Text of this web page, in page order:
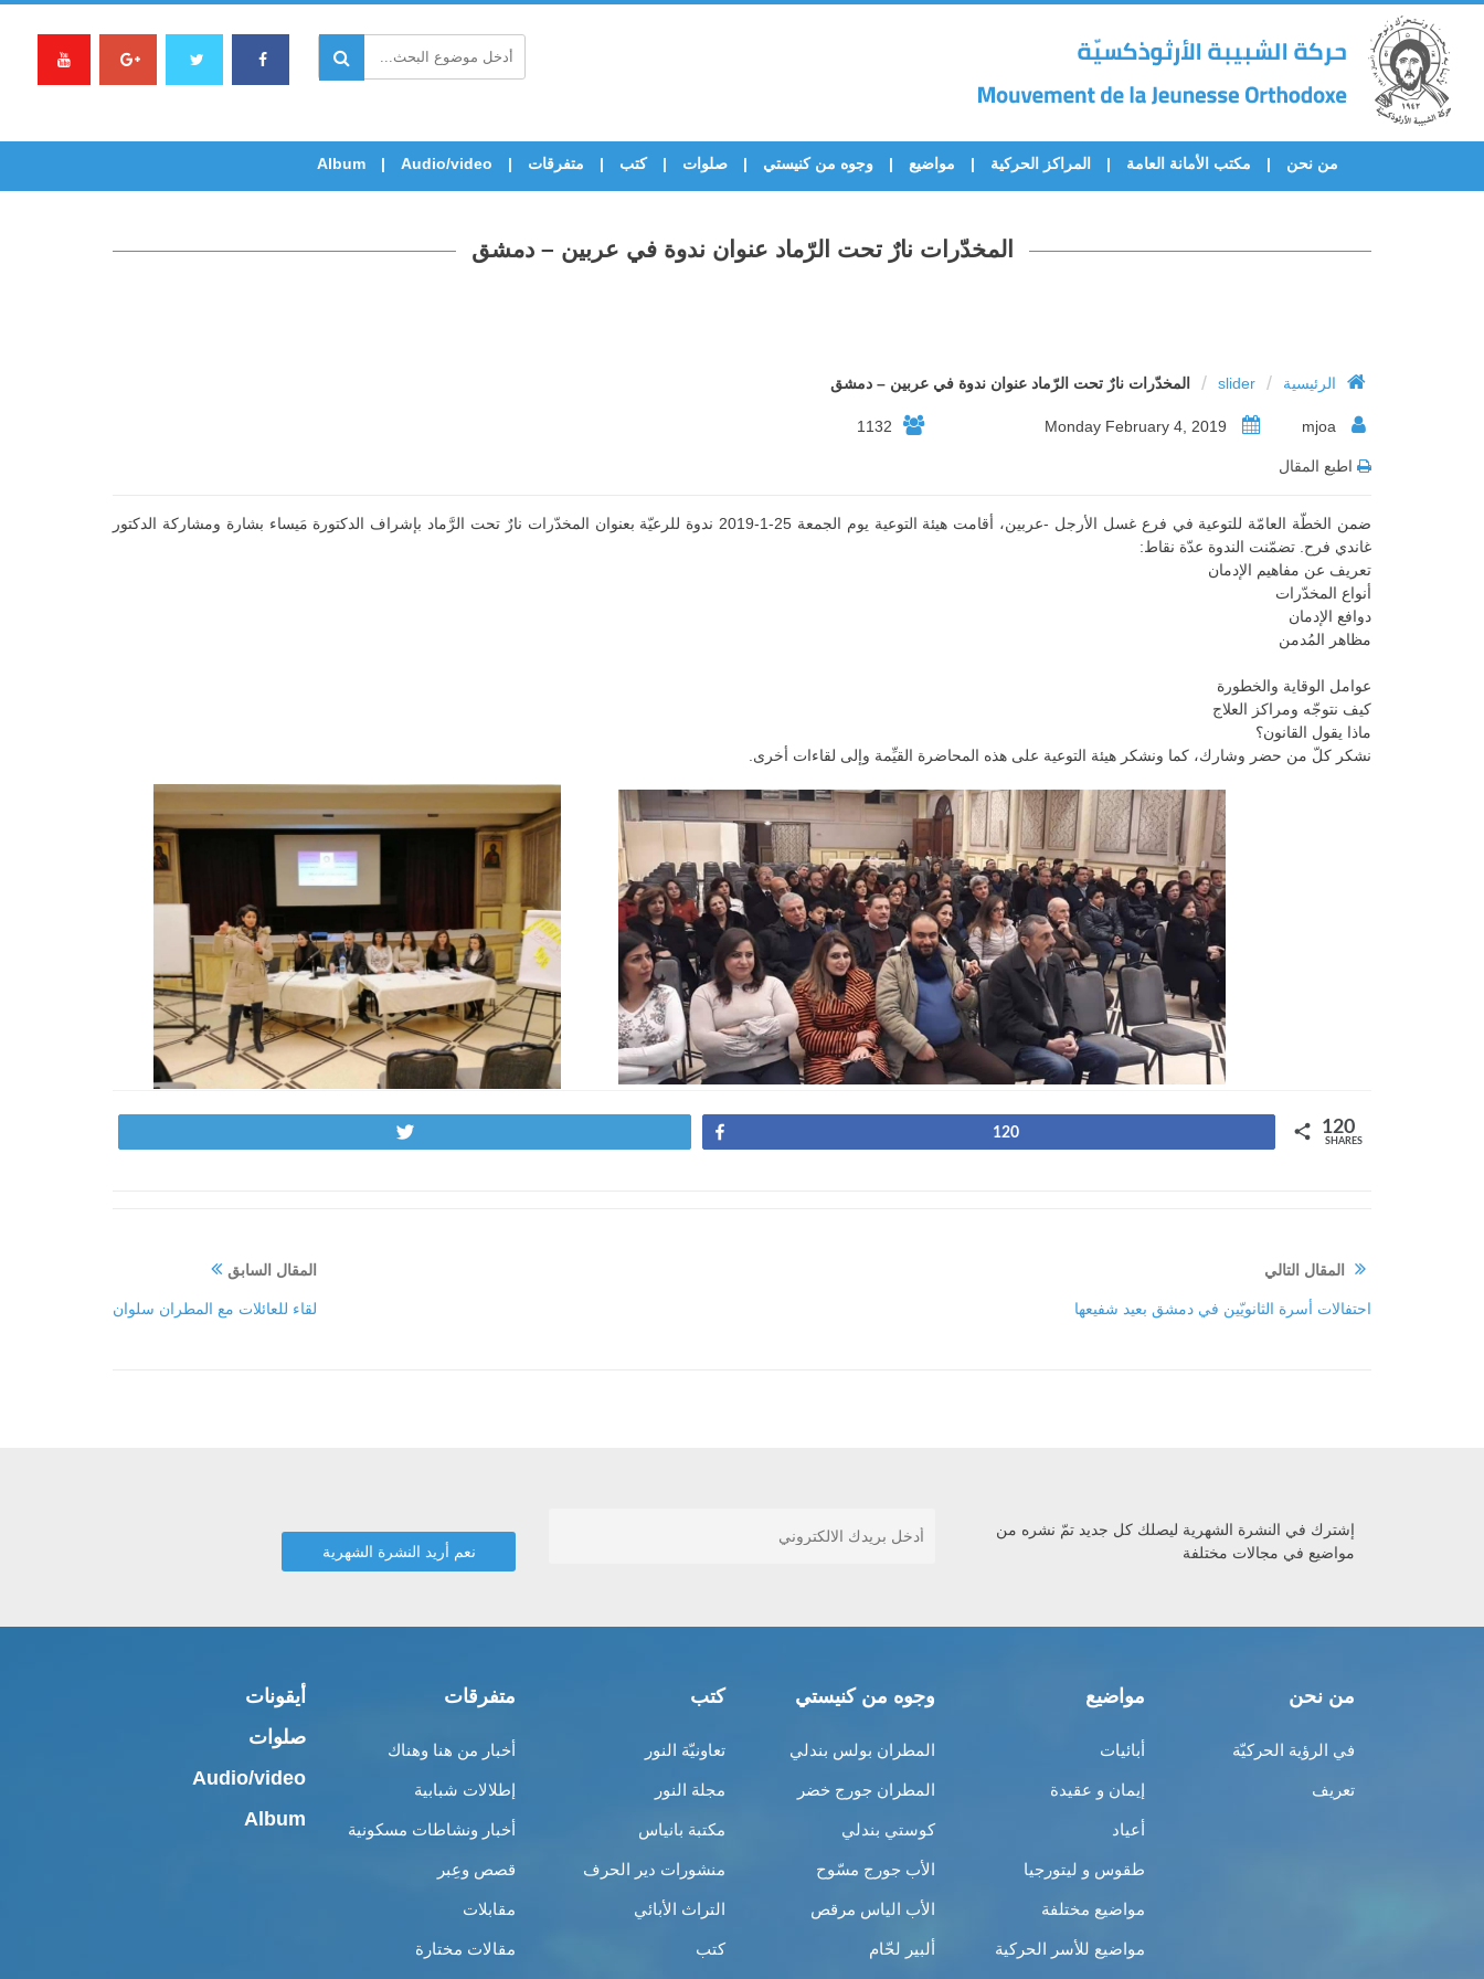
من نحن مكتب الأمانة العامة المراكز الحركية مواضيع وجوه من كنيستي صلوات كتب متفرقات Audio/video
Album
المخدّرات نارٌ تحت الرّماد عنوان ندوة في عربين – دمشق
الرئيسية /
slider
/ المخدّرات نارٌ تحت الرّماد عنوان ندوة في عربين – دمشق
1132
اطبع المقال
ضمن الخطّة العامّة للتوعية في فرع غسل الأرجل -عربين، أقامت هيئة التوعية يوم الجمعة 25-1-2019 ندوة للرعيّة بعنوان المخدّرات نارٌ تحت الرَّماد بإشراف الدكتورة مَيساء بشارة ومشاركة الدكتور
غاندي فرح. تضمّنت الندوة عدّة نقاط:
تعريف عن مفاهيم الإدمان
أنواع المخدّرات
دوافع الإدمان
مظاهر المُدمن
عوامل الوقاية والخطورة
كيف نتوجّه ومراكز العلاج
ماذا يقول القانون؟
نشكر كلّ من حضر وشارك، كما ونشكر هيئة التوعية على هذه المحاضرة القيِّمة وإلى لقاءات أخرى.
120 120
SHARES
المقال السابق
لقاء للعائلات مع المطران سلوان
المقال التالي
احتفالات أسرة الثانويّين في دمشق بعيد شفيعها
إشترك في النشرة الشهرية ليصلك كل جديد تمّ نشره من
مواضيع في مجالات مختلفة
من نحن
في الرؤية الحركيّة
تعريف
مواضيع
أبائيات
إيمان و عقيدة
أعياد
طقوس و ليتورجيا
مواضيع مختلفة
مواضيع للأسر الحركية
وجوه من كنيستي
المطران بولس بندلي
المطران جورج خضر
كوستي بندلي
الأب جورج مسّوح
الأب الياس مرقص
ألبير لحّام
كتب
تعاونيّة النور
مجلة النور
مكتبة بانياس
منشورات دير الحرف
التراث الأبائي
كتب
متفرقات
أخبار من هنا وهناك
إطلالات شبابية
أخبار ونشاطات مسكونية
قصص وعِبر
مقابلات
مقالات مختارة
أيقونات
صلوات
Audio/video
Album